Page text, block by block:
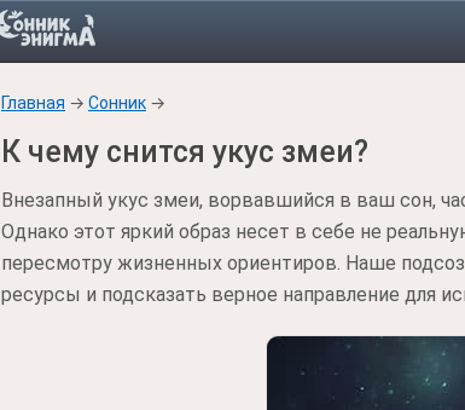
Главная → Сонник →
К чему снится укус змеи?
Внезапный укус змеи, ворвавшийся в ваш сон,
Однако этот яркий образ несет в себе не
пересмотру жизненных ориентиров. Наше
ресурсы и подсказать верное направление для